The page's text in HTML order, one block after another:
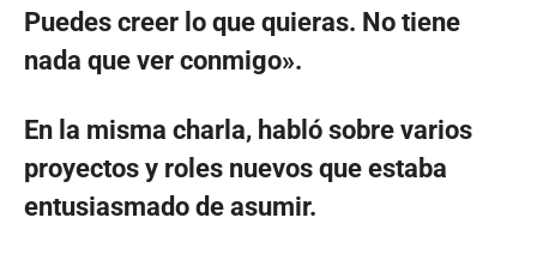
Puedes creer lo que quieras. No tiene
nada que ver conmigo».
En la misma charla, habló sobre varios
proyectos y roles nuevos que estaba
entusiasmado de asumir.